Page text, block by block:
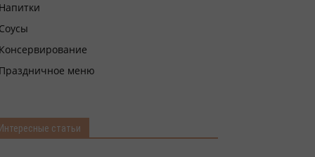
Напитки
Соусы
Консервирование
Праздничное меню
Интересные статьи